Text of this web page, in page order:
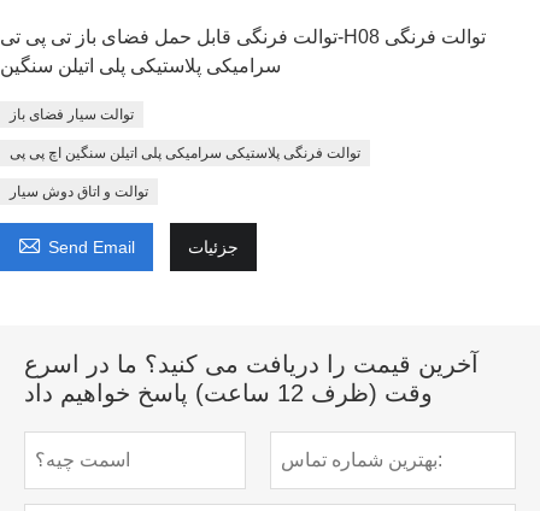
توالت فرنگی قابل حمل فضای باز تی پی تی-H08 توالت فرنگی
سرامیکی پلاستیکی پلی اتیلن سنگین
توالت سیار فضای باز
توالت فرنگی پلاستیکی سرامیکی پلی اتیلن سنگین اچ پی پی
توالت و اتاق دوش سیار
 Send Email جزئیات
آخرین قیمت را دریافت می کنید؟ ما در اسرع
وقت (ظرف 12 ساعت) پاسخ خواهیم داد